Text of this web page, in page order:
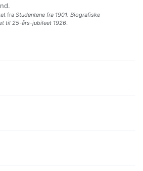
fra Studentene fra 1901. Biografiske
til 25-års-jubileet 1926.